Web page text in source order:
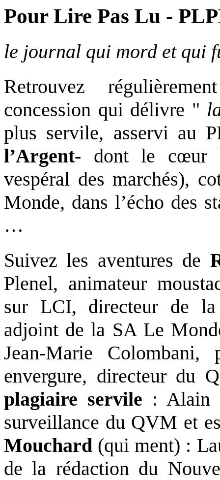
Pour Lire Pas Lu -
le journal qui mord et qui
Retrouvez
concession qui délivre "
plus servile, asservi au
l’Argent- dont le cœur
vespéral des marchés),
Monde, dans l’écho des
…
Suivez les aventures de
Plenel, animateur
sur LCI, directeur de
adjoint de la SA Le
Jean-Marie
envergure, directeur du
plagiaire servile : Alain
surveillance du QVM et
Mouchard (qui ment) :
de la rédaction du